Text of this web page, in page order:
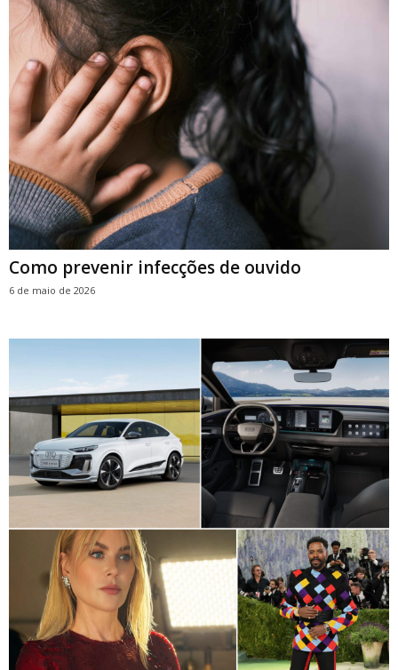
Como prevenir infecções de ouvido
6 de maio de 2026